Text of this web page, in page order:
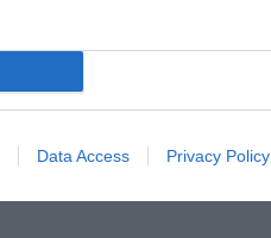
Data Access Privacy Policy